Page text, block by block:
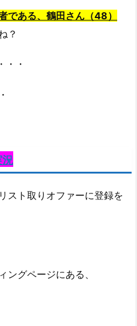
である、鶴田さん（48）
？
・・
況
スト取りオファーに登録を
ングページにある、